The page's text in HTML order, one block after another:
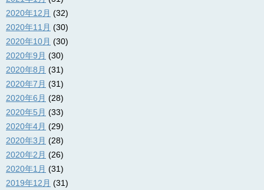
2020年12月 (32)
2020年11月 (30)
2020年10月 (30)
2020年9月 (30)
2020年8月 (31)
2020年7月 (31)
2020年6月 (28)
2020年5月 (33)
2020年4月 (29)
2020年3月 (28)
2020年2月 (26)
2020年1月 (31)
2019年12月 (31)